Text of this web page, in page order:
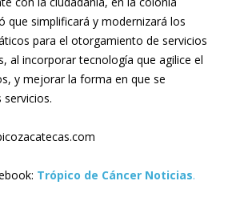
que simplificará y modernizará los
para el otorgamiento de servicios
al incorporar tecnología que agilice el
y mejorar la forma en que se
Trópico de Cáncer Noticias.